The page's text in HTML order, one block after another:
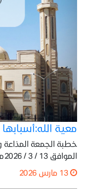
معية الله:أسبابها
الموافق 13 / 3 / 2026م